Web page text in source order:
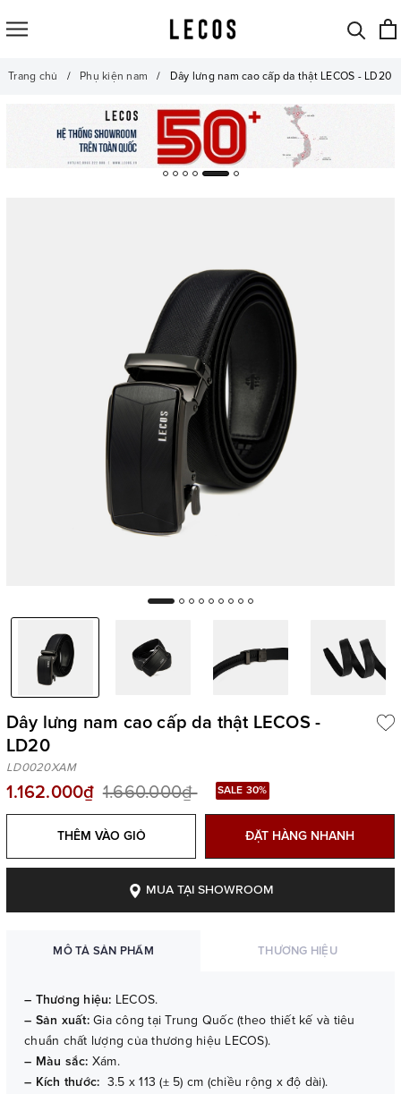
Trang chủ Phụ kiện nam Dây lưng nam cao cấp da thật LECOS - LD20
Dây lưng nam cao cấp da thật LECOS -
LD20
LD0020XAM
1.162.000₫ 1.660.000₫ SALE 30%
THÊM VÀO GIỎ ĐẶT HÀNG NHANH
MUA TẠI SHOWROOM
MÔ TẢ SẢN PHẨM THƯƠNG HIỆU
– Thương hiệu: LECOS.
– Sản xuất: Gia công tại Trung Quốc (theo thiết kế và tiêu
chuẩn chất lượng của thương hiệu LECOS).
– Màu sắc: Xám.
– Kích thước: 3.5 x 113 (± 5) cm (chiều rộng x độ dài).